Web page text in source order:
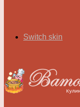
Switch skin